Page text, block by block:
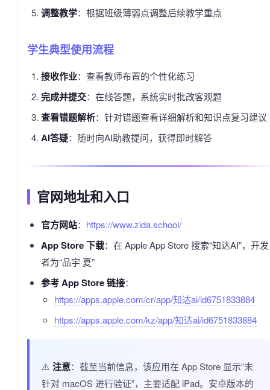
调整教学：根据班级薄弱点调整后续教学重点
学生典型使用流程
接收作业：查看教师布置的个性化练习
完成并提交：在线答题，系统实时批改客观题
查看错题解析：针对错题查看详细解析和知识点复习建议
AI答疑：随时向AI助教提问，获得即时解答
官网地址和入口
官方网站： https://www.zida.school/
App Store 下载：在 Apple App Store 搜索“知达AI”，开发
者为“品宇 夏”
参考 App Store 链接：
https://apps.apple.com/cr/app/知达ai/id6751833884
https://apps.apple.com/kz/app/知达ai/id6751833884
⚠️ 注意：截至当前信息，该应用在 App Store 显示“未
针对 macOS 进行验证”，主要适配 iPad。安卓版本的